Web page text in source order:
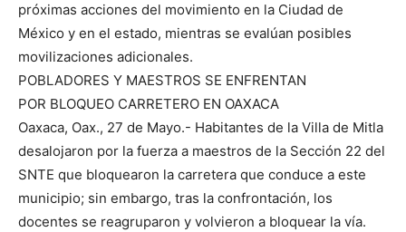
próximas acciones del movimiento en la Ciudad de
México y en el estado, mientras se evalúan posibles
movilizaciones adicionales.
POBLADORES Y MAESTROS SE ENFRENTAN
POR BLOQUEO CARRETERO EN OAXACA
Oaxaca, Oax., 27 de Mayo.- Habitantes de la Villa de Mitla
desalojaron por la fuerza a maestros de la Sección 22 del
SNTE que bloquearon la carretera que conduce a este
municipio; sin embargo, tras la confrontación, los
docentes se reagruparon y volvieron a bloquear la vía.